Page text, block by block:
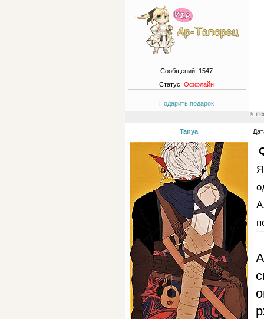
Сообщений: 1547
Статус:Оффлайн
Подарить подарок
Tanya